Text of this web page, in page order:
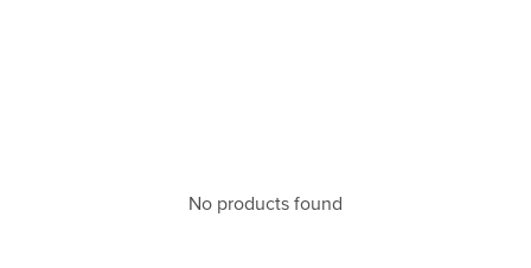
No products found